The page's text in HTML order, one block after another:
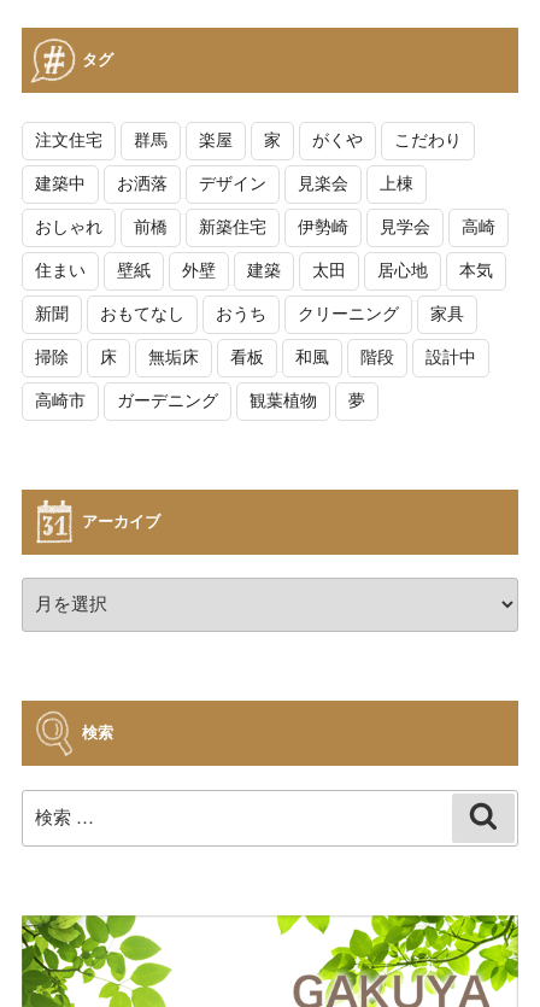
タグ
注文住宅 群馬 楽屋 家 がくや こだわり
建築中 お洒落 デザイン 見楽会 上棟
おしゃれ 前橋 新築住宅 伊勢崎 見学会 高崎
住まい 壁紙 外壁 建築 太田 居心地 本気
新聞 おもてなし おうち クリーニング 家具
掃除 床 無垢床 看板 和風 階段 設計中
高崎市 ガーデニング 観葉植物 夢
アーカイブ
ブ
検索
検
索: